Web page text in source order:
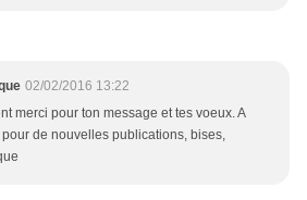
02/02/2016 13:22
merci pour ton message et tes voeux. A
pour de nouvelles publications, bises,